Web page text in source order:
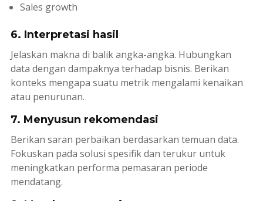
Sales growth
6. Interpretasi hasil
Jelaskan makna di balik angka-angka. Hubungkan
data dengan dampaknya terhadap bisnis. Berikan
konteks mengapa suatu metrik mengalami kenaikan
atau penurunan.
7. Menyusun rekomendasi
Berikan saran perbaikan berdasarkan temuan data.
Fokuskan pada solusi spesifik dan terukur untuk
meningkatkan performa pemasaran periode
mendatang.